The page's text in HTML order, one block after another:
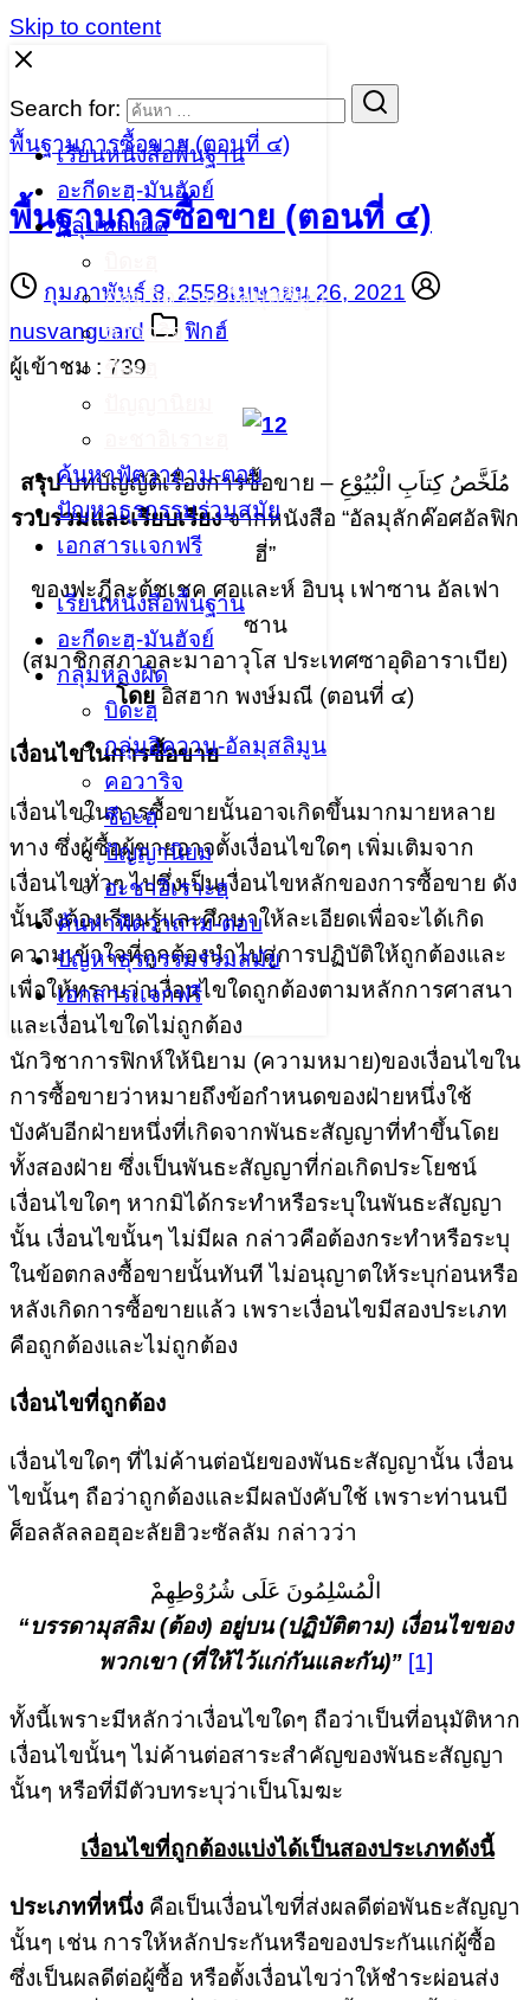
Skip to content
เรียนหนังสือพื้นฐาน
อะกีดะฮฺ-มันฮัจย์
กลุ่มหลงผิด
กลุ่มอิควาน-อัลมุสลิมูน
คอวาริจ
ชีอะฮฺ
ค้นหาฟัตวาถาม-ตอบ
ปัญหาธุรกรรมร่วมสมัย
เอกสารเเจกฟรี
เรียนหนังสือพื้นฐาน
อะกีดะฮฺ-มันฮัจย์
กลุ่มหลงผิด
บิดะฮฺ
กลุ่มอิควาน-อัลมุสลิมูน
คอวาริจ
ชีอะฮฺ
ปัญญานิยม
อะชาอิเราะฮฺ
ค้นหาฟัตวาถาม-ตอบ
ปัญหาธุรกรรมร่วมสมัย
เอกสารเเจกฟรี
Search for:
พื้นฐานการซื้อขาย (ตอนที่ ๔)
พื้นฐานการซื้อขาย (ตอนที่ ๔)
กุมภาพันธ์ 8, 2558เมษายน 26, 2021
nusvanguard
ฟิกฮ์
ผู้เข้าชม : 739
สรุป
บทบัญญัติเรื่องการซื้อขาย – مُلَخَّصُ كِتاَبِ الْبُيُوْعِ
รวบรวมและเรียบเรียงจากหนังสือ “อัลมุลักค๊อศอัลฟิก
ฮี่”
ของฟะฎีละตุ้ชเชค ศอและห์ อิบนุ เฟาซาน อัลเฟา
ซาน
(สมาชิกสภาอุละมาอาวุโส ประเทศซาอุดิอาราเบีย)
โดย อิสฮาก พงษ์มณี (ตอนที่ ๔)
เงื่อนไขในการซื้อขาย
เงื่อนไขในการซื้อขายนั้นอาจเกิดขึ้นมากมายหลาย
ทาง ซึ่งผู้ซื้อผู้ขายอาจตั้งเงื่อนไขใดๆ เพิ่มเติมจาก
เงื่อนไขทั่วๆ ไปซึ่งเป็นเงื่อนไขหลักของการซื้อขาย ดัง
นั้นจึงต้องเรียนรู้และศึกษาให้ละเอียดเพื่อจะได้เกิด
ความเข้าใจที่ถูกต้องนำไปสู่การปฏิบัติให้ถูกต้องและ
เพื่อให้ทราบว่าเงื่อนไขใดถูกต้องตามหลักการศาสนา
และเงื่อนไขใดไม่ถูกต้อง
นักวิชาการฟิกห์ให้นิยาม (ความหมาย)ของเงื่อนไขใน
การซื้อขายว่าหมายถึงข้อกำหนดของฝ่ายหนึ่งใช้
บังคับอีกฝ่ายหนึ่งที่เกิดจากพันธะสัญญาที่ทำขึ้นโดย
ทั้งสองฝ่าย ซึ่งเป็นพันธะสัญญาที่ก่อเกิดประโยชน์
เงื่อนไขใดๆ หากมิได้กระทำหรือระบุในพันธะสัญญา
นั้น เงื่อนไขนั้นๆ ไม่มีผล กล่าวคือต้องกระทำหรือระบุ
ในข้อตกลงซื้อขายนั้นทันที ไม่อนุญาตให้ระบุก่อนหรือ
หลังเกิดการซื้อขายแล้ว เพราะเงื่อนไขมีสองประเภท
คือถูกต้องและไม่ถูกต้อง
เงื่อนไขที่ถูกต้อง
เงื่อนไขใดๆ ที่ไม่ค้านต่อนัยของพันธะสัญญานั้น เงื่อน
ไขนั้นๆ ถือว่าถูกต้องและมีผลบังคับใช้ เพราะท่านนบี
ศ็อลลัลลอฮุอะลัยฮิวะซัลลัม กล่าวว่า
َالْمُسْلِمُونَ عَلَى شُرُوْطِهِمْ
“บรรดามุสลิม (ต้อง) อยู่บน (ปฏิบัติตาม) เงื่อนไขของ
พวกเขา (ที่ให้ไว้แก่กันและกัน)” [1]
ทั้งนี้เพราะมีหลักว่าเงื่อนไขใดๆ ถือว่าเป็นที่อนุมัติหาก
เงื่อนไขนั้นๆ ไม่ค้านต่อสาระสำคัญของพันธะสัญญา
นั้นๆ หรือที่มีตัวบทระบุว่าเป็นโมฆะ
เงื่อนไขที่ถูกต้องแบ่งได้เป็นสองประเภทดังนี้
ประเภทที่หนึ่ง คือเป็นเงื่อนไขที่ส่งผลดีต่อพันธะสัญญา
นั้นๆ เช่น การให้หลักประกันหรือของประกันแก่ผู้ซื้อ
ซึ่งเป็นผลดีต่อผู้ซื้อ หรือตั้งเงื่อนไขว่าให้ชำระผ่อนส่ง